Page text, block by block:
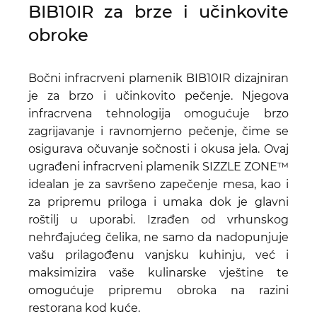
BIB10IR za brze i učinkovite
obroke
Bočni infracrveni plamenik BIB10IR dizajniran
je za brzo i učinkovito pečenje. Njegova
infracrvena tehnologija omogućuje brzo
zagrijavanje i ravnomjerno pečenje, čime se
osigurava očuvanje sočnosti i okusa jela. Ovaj
ugrađeni infracrveni plamenik SIZZLE ZONE™
idealan je za savršeno zapečenje mesa, kao i
za pripremu priloga i umaka dok je glavni
roštilj u uporabi. Izrađen od vrhunskog
nehrđajućeg čelika, ne samo da nadopunjuje
vašu prilagođenu vanjsku kuhinju, već i
maksimizira vaše kulinarske vještine te
omogućuje pripremu obroka na razini
restorana kod kuće.